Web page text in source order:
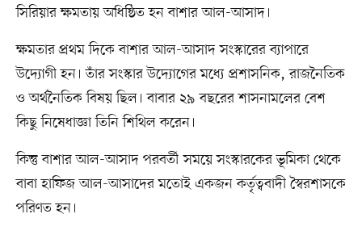
সিরিয়ার ক্ষমতায় অধিষ্ঠিত হন বাশার আল-আসাদ।
ক্ষমতার প্রথম দিকে বাশার আল-আসাদ সংস্কারের ব্যাপারে
উদ্যোগী হন। তাঁর সংস্কার উদ্যোগের মধ্যে প্রশাসনিক, রাজনৈতিক
ও অর্থনৈতিক বিষয় ছিল। বাবার ২৯ বছরের শাসনামলের বেশ
কিছু নিষেধাজ্ঞা তিনি শিথিল করেন।
কিন্তু বাশার আল-আসাদ পরবর্তী সময়ে সংস্কারকের ভূমিকা থেকে
বাবা হাফিজ আল-আসাদের মতোই একজন কর্তৃত্ববাদী স্বৈরশাসকে
পরিণত হন।